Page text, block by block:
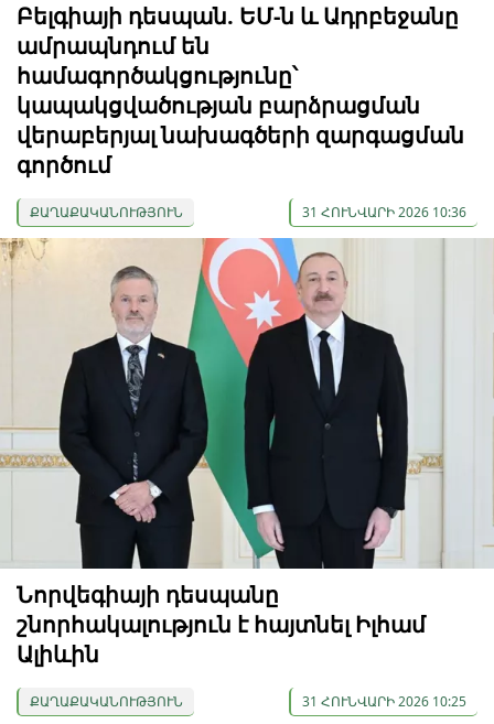
Բելգիայի դեսպան. ԵՄ-ն և Ադրբեջանը
ամրապնդում են
համագործակցությունը՝
կապակցվածության բարձրացման
վերաբերյալ նախագծերի զարգացման
գործում
ՔԱՂԱՔԱԿԱՆՈՒԹՅՈՒՆ 31 ՀՈՒՆՎԱՐԻ 2026 10:36
Նորվեգիայի դեսպանը
շնորհակալություն է հայտնել Իլհամ
Ալիևին
ՔԱՂԱՔԱԿԱՆՈՒԹՅՈՒՆ 31 ՀՈՒՆՎԱՐԻ 2026 10:25